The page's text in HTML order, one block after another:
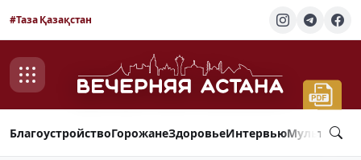
#Таза Қазақстан
БлагоустройствоГорожанеЗдоровьеИнтервью